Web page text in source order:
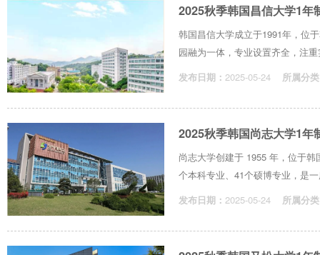
2025秋季韩国昌信大学1年
韩国昌信大学成立于1991年，位
园融为一体，专业设置齐全，注
发布日期： 2025-05-24 所属分
2025秋季韩国尚志大学1年
尚志大学创建于 1955 年，位于
个本科专业、41个硕博专业，是
发布日期： 2025-05-24 所属分